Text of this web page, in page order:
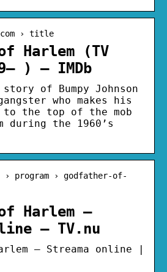
› title
Harlem (TV
) – IMDb
of Bumpy Johnson
who makes his
to the top of the mob
during the 1960’s
program › godfather-of-
Harlem –
– TV.nu
– Streama online |